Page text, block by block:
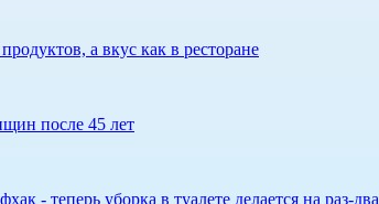
а вкус как в ресторане
после 45 лет
- теперь уборка в туалете делается на раз-два